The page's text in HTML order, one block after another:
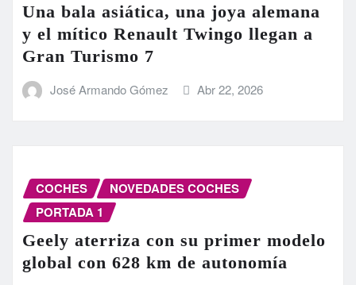
Una bala asiática, una joya alemana
y el mítico Renault Twingo llegan a
Gran Turismo 7
José Armando Gómez Abr 22, 2026
COCHES
NOVEDADES COCHES
PORTADA 1
Geely aterriza con su primer modelo
global con 628 km de autonomía